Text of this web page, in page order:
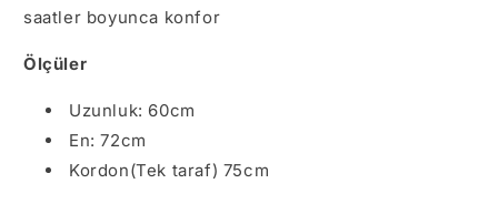
saatler boyunca konfor
Ölçüler
Uzunluk: 60cm
En: 72cm
Kordon(Tek taraf) 75cm